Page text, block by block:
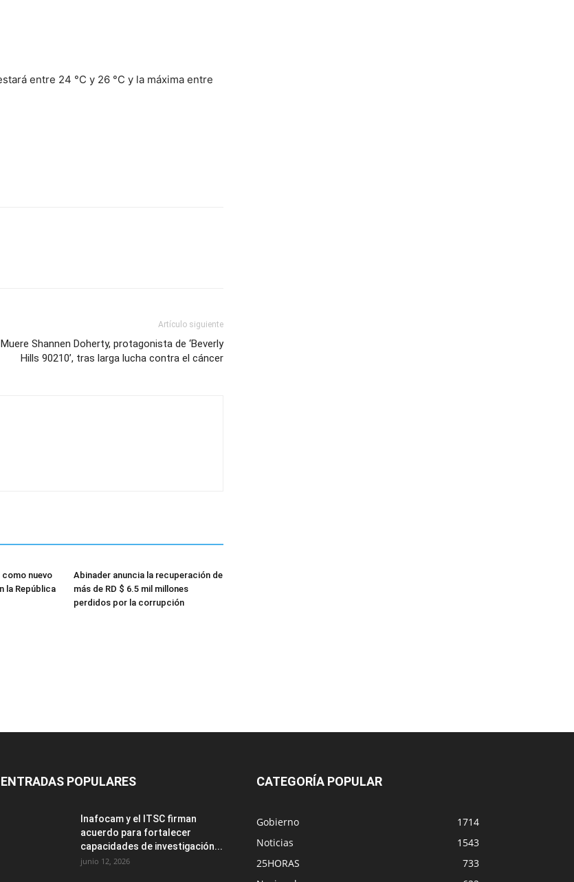
entre 24 °C y 26 °C y la máxima entre
Artículo siguiente
Muere Shannen Doherty, protagonista de ‘Beverly
Hills 90210’, tras larga lucha contra el cáncer
nuevo
la República
Abinader anuncia la recuperación de
más de RD $ 6.5 mil millones
perdidos por la corrupción
ENTRADAS POPULARES
Inafocam y el ITSC firman
acuerdo para fortalecer
capacidades de investigación...
junio 12, 2026
CATEGORÍA POPULAR
Gobierno
1714
Noticias
1543
25HORAS
733